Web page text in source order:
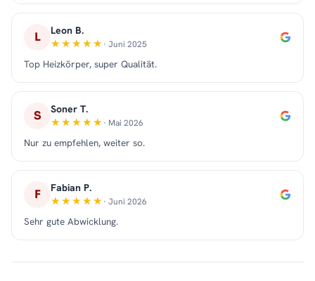
L Leon B.
· Juni 2025
Top Heizkörper, super Qualität.
S Soner T.
· Mai 2026
Nur zu empfehlen, weiter so.
F Fabian P.
· Juni 2026
Sehr gute Abwicklung.